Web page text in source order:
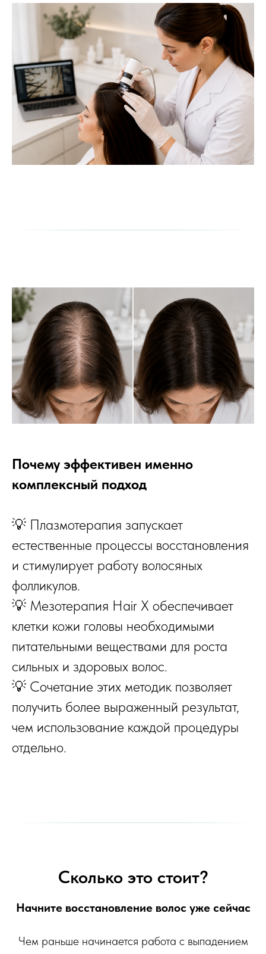
Почему эффективен именно
комплексный подход
💡 Плазмотерапия запускает
естественные процессы восстановления
и стимулирует работу волосяных
фолликулов.
💡 Мезотерапия Hair X обеспечивает
клетки кожи головы необходимыми
питательными веществами для роста
сильных и здоровых волос.
💡 Сочетание этих методик позволяет
получить более выраженный результат,
чем использование каждой процедуры
отдельно.
Сколько это стоит?
Начните восстановление волос уже сейчас
Чем раньше начинается работа с выпадением